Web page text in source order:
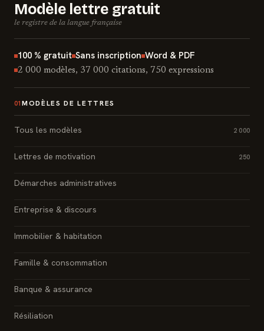
Modèle lettre gratuit
le registre de la langue française
100 % gratuit Sans inscription Word & PDF
2 000 modèles, 37 000 citations, 750 expressions
01 MODÈLES DE LETTRES
Tous les modèles 2 000
Lettres de motivation 250
Démarches administratives
Entreprise & discours
Immobilier & habitation
Famille & consommation
Banque & assurance
Résiliation